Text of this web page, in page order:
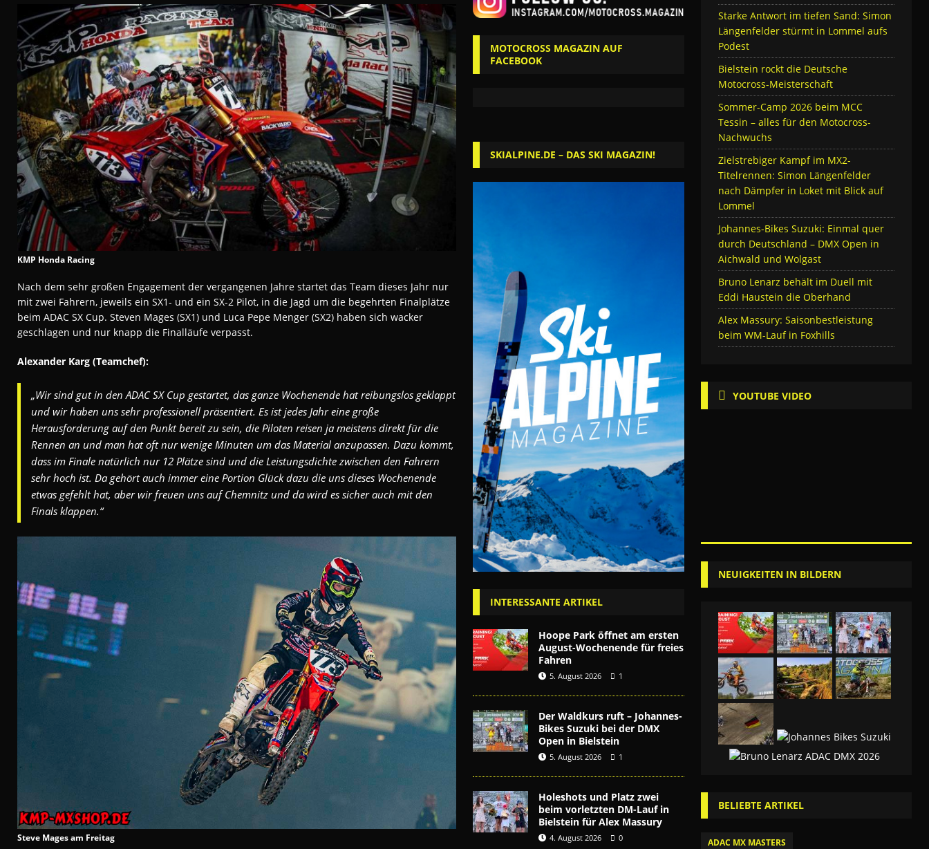
KMP Honda Racing
Nach dem sehr großen Engagement der vergangenen Jahre startet das Team dieses Jahr nur
mit zwei Fahrern, jeweils ein SX1- und ein SX-2 Pilot, in die Jagd um die begehrten Finalplätze
beim ADAC SX Cup. Steven Mages (SX1) und Luca Pepe Menger (SX2) haben sich wacker
geschlagen und nur knapp die Finalläufe verpasst.
Alexander Karg (Teamchef):
„Wir sind gut in den ADAC SX Cup gestartet, das ganze Wochenende hat reibungslos geklappt
und wir haben uns sehr professionell präsentiert. Es ist jedes Jahr eine große
Herausforderung auf den Punkt bereit zu sein, die Piloten reisen ja meistens direkt für die
Rennen an und man hat oft nur wenige Minuten um das Material anzupassen. Dazu kommt,
dass im Finale natürlich nur 12 Plätze sind und die Leistungsdichte zwischen den Fahrern
sehr hoch ist. Da gehört auch immer eine Portion Glück dazu die uns dieses Wochenende
etwas gefehlt hat, aber wir freuen uns auf Chemnitz und da wird es sicher auch mit den
Finals klappen.“
Steve Mages am Freitag
MOTOCROSS MAGAZIN AUF
FACEBOOK
SKIALPINE.DE – DAS SKI MAGAZIN!
INTERESSANTE ARTIKEL
Hoope Park öffnet am ersten
August-Wochenende für freies
Fahren
5. August 2026 1
Der Waldkurs ruft – Johannes-
Bikes Suzuki bei der DMX
Open in Bielstein
5. August 2026 1
Holeshots und Platz zwei
beim vorletzten DM-Lauf in
Bielstein für Alex Massury
4. August 2026 0
Starke Antwort im tiefen Sand: Simon
Längenfelder stürmt in Lommel aufs
Podest
Bielstein rockt die Deutsche
Motocross-Meisterschaft
Sommer-Camp 2026 beim MCC
Tessin – alles für den Motocross-
Nachwuchs
Zielstrebiger Kampf im MX2-
Titelrennen: Simon Längenfelder
nach Dämpfer in Loket mit Blick auf
Lommel
Johannes-Bikes Suzuki: Einmal quer
durch Deutschland – DMX Open in
Aichwald und Wolgast
Bruno Lenarz behält im Duell mit
Eddi Haustein die Oberhand
Alex Massury: Saisonbestleistung
beim WM-Lauf in Foxhills
YOUTUBE VIDEO
NEUIGKEITEN IN BILDERN
BELIEBTE ARTIKEL
ADAC MX MASTERS